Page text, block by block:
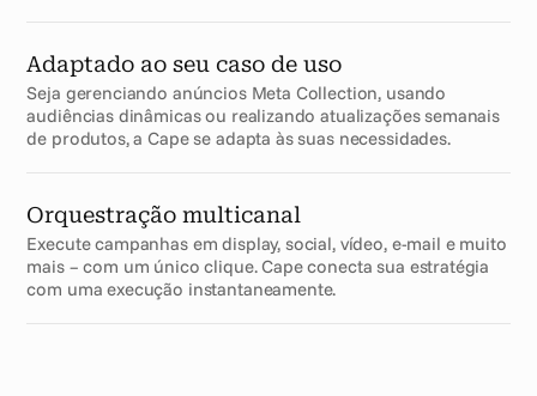
Adaptado ao seu caso de uso
Seja gerenciando anúncios Meta Collection, usando
audiências dinâmicas ou realizando atualizações semanais
de produtos, a Cape se adapta às suas necessidades.
Orquestração multicanal
Execute campanhas em display, social, vídeo, e-mail e muito
mais – com um único clique. Cape conecta sua estratégia
com uma execução instantaneamente.